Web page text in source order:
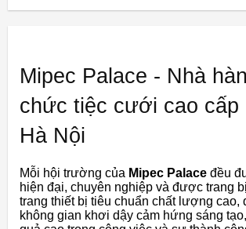
Mipec Palace - Nhà
chức tiệc cưới cao cấp
Hà Nội
Mỗi hội trường của Mipec Palace đều
hiện đại, chuyên nghiệp và được trang
trang thiết bị tiêu chuẩn chất lượng cao,
không gian khơi dậy cảm hứng sáng